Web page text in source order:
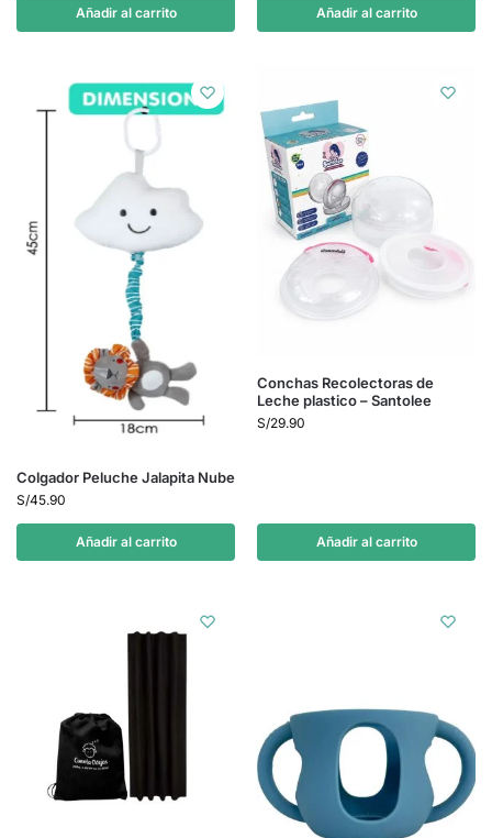
Añadir al carrito Añadir al carrito
Colgador Peluche Jalapita Nube
S/45.90
Añadir al carrito
Conchas Recolectoras de
Leche plastico – Santolee
S/29.90
Añadir al carrito